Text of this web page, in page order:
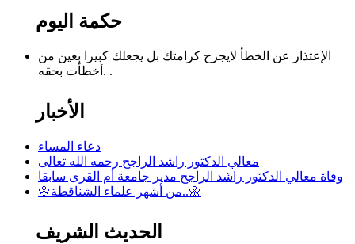
حكمة اليوم
الإعتذار عن الخطأ لايجرح كرامتك بل يجعلك كبيرا بعين من
أخطأت بحقه. .
الأخبار
دعاء المساء
معالي الدكتور راشد الراجح رحمه الله تعالى
وفاة معالي الدكتور راشد الراجح مدير جامعة أم القرى سابقا
🌼من أشهر علماء الشناقطة..🌼
الحديث الشريف